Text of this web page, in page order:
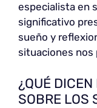
especialista en
significativo
sueño y
situaciones nos
¿QUÉ
SOBRE LOS